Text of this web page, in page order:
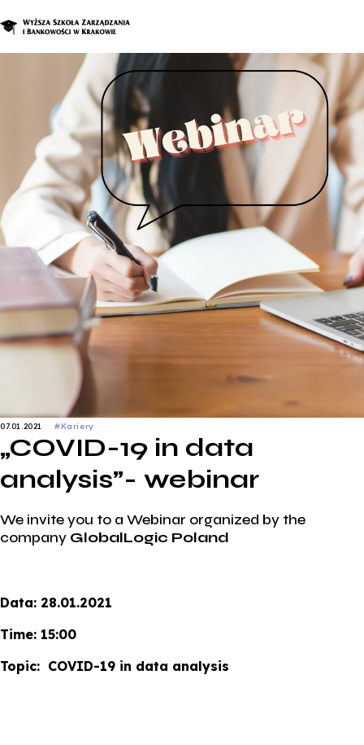
07.01.2021 #Kariery
„COVID-19 in data
analysis”- webinar
We invite you to a Webinar organized by the
company GlobalLogic Poland
Data: 28.01.2021
Time: 15:00
Topic: COVID-19 in data analysis